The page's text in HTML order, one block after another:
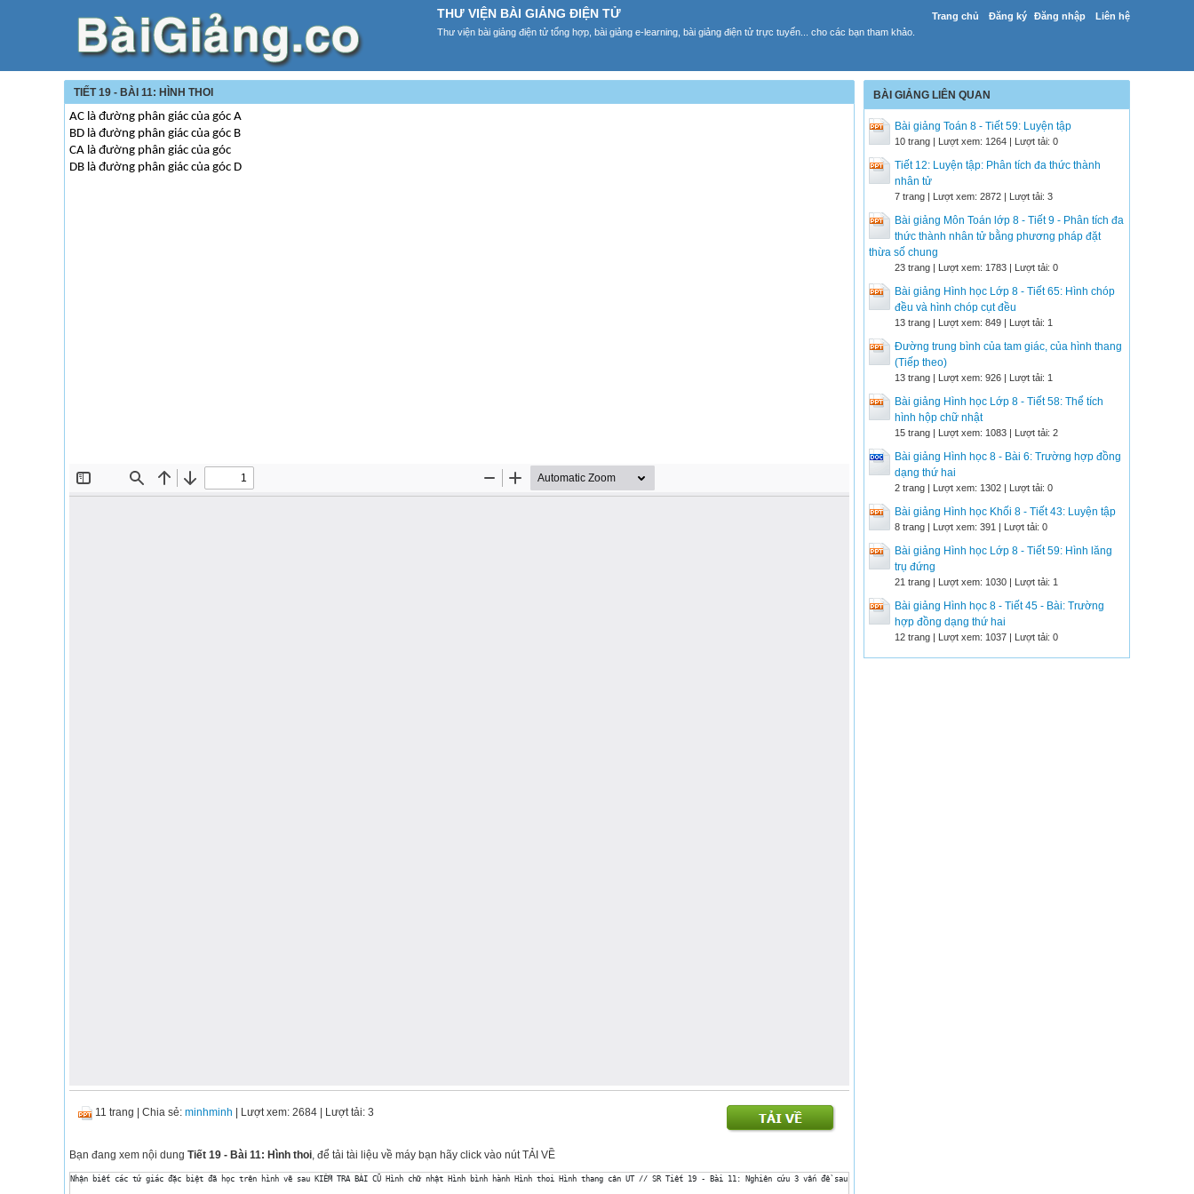
Trang chủ Đăng ký Đăng nhập Liên hệ
THƯ VIỆN BÀI GIẢNG ĐIỆN TỬ
Thư viện bài giảng điện tử tổng hợp, bài giảng e-learning, bài giảng điện tử trực tuyến... cho các bạn tham khảo.
TIẾT 19 - BÀI 11: HÌNH THOI
AC là đường phân giác của góc A
BD là đường phân giác của góc B
CA là đường phân giác của góc
DB là đường phân giác của góc D
11 trang Chia sẻ: minhminh | Lượt xem: 2684 | Lượt tải: 3
Bạn đang xem nội dung Tiết 19 - Bài 11: Hình thoi, để tải tài liệu về máy bạn hãy click vào nút TẢI VỀ
BÀI GIẢNG LIÊN QUAN
Bài giảng Toán 8 - Tiết 59: Luyện tập
10 trang | Lượt xem: 1264 | Lượt tải: 0
Tiết 12: Luyện tập: Phân tích đa thức thành
nhân tử
7 trang | Lượt xem: 2872 | Lượt tải: 3
Bài giảng Môn Toán lớp 8 - Tiết 9 - Phân tích đa
thức thành nhân tử bằng phương pháp đặt
thừa số chung
23 trang | Lượt xem: 1783 | Lượt tải: 0
Bài giảng Hình học Lớp 8 - Tiết 65: Hình chóp
đều và hình chóp cụt đều
13 trang | Lượt xem: 849 | Lượt tải: 1
Đường trung bình của tam giác, của hình thang
(Tiếp theo)
13 trang | Lượt xem: 926 | Lượt tải: 1
Bài giảng Hình học Lớp 8 - Tiết 58: Thể tích
hình hộp chữ nhật
15 trang | Lượt xem: 1083 | Lượt tải: 2
Bài giảng Hình học 8 - Bài 6: Trường hợp đồng
dạng thứ hai
2 trang | Lượt xem: 1302 | Lượt tải: 0
Bài giảng Hình học Khối 8 - Tiết 43: Luyện tập
8 trang | Lượt xem: 391 | Lượt tải: 0
Bài giảng Hình học Lớp 8 - Tiết 59: Hình lăng
trụ đứng
21 trang | Lượt xem: 1030 | Lượt tải: 1
Bài giảng Hình học 8 - Tiết 45 - Bài: Trường
hợp đồng dạng thứ hai
12 trang | Lượt xem: 1037 | Lượt tải: 0